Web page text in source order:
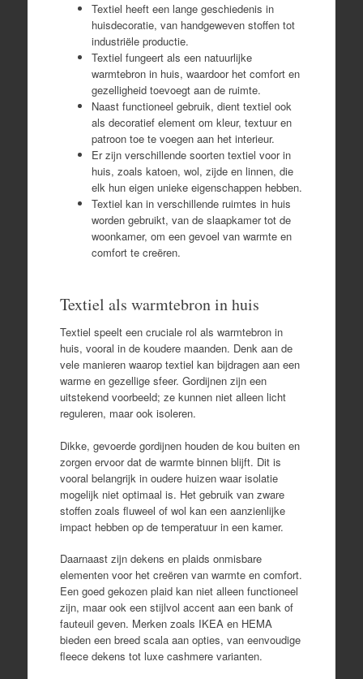
Textiel heeft een lange geschiedenis in
huisdecoratie, van handgeweven stoffen tot
industriële productie.
Textiel fungeert als een natuurlijke
warmtebron in huis, waardoor het comfort en
gezelligheid toevoegt aan de ruimte.
Naast functioneel gebruik, dient textiel ook
als decoratief element om kleur, textuur en
patroon toe te voegen aan het interieur.
Er zijn verschillende soorten textiel voor in
huis, zoals katoen, wol, zijde en linnen, die
elk hun eigen unieke eigenschappen hebben.
Textiel kan in verschillende ruimtes in huis
worden gebruikt, van de slaapkamer tot de
woonkamer, om een ​​gevoel van warmte en
comfort te creëren.
Textiel als warmtebron in huis
Textiel speelt een cruciale rol als warmtebron in
huis, vooral in de koudere maanden. Denk aan de
vele manieren waarop textiel kan bijdragen aan een
warme en gezellige sfeer. Gordijnen zijn een
uitstekend voorbeeld; ze kunnen niet alleen licht
reguleren, maar ook isoleren.
Dikke, gevoerde gordijnen houden de kou buiten en
zorgen ervoor dat de warmte binnen blijft. Dit is
vooral belangrijk in oudere huizen waar isolatie
mogelijk niet optimaal is. Het gebruik van zware
stoffen zoals fluweel of wol kan een aanzienlijke
impact hebben op de temperatuur in een kamer.
Daarnaast zijn dekens en plaids onmisbare
elementen voor het creëren van warmte en comfort.
Een goed gekozen plaid kan niet alleen functioneel
zijn, maar ook een stijlvol accent aan een bank of
fauteuil geven. Merken zoals IKEA en HEMA
bieden een breed scala aan opties, van eenvoudige
fleece dekens tot luxe cashmere varianten.